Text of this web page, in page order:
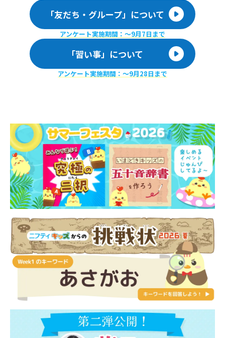
「友だち・グループ」について
アンケート実施期間：〜9月7日まで
「習い事」について
アンケート実施期間：〜9月28日まで